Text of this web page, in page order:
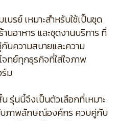
รย์ เหมาะสำหรับใช้เป็นชุด
อาหาร และชุดงานบริการ ที่
บความสบายและความ
จทย์ทุกธุรกิจที่ใส่ใจภาพ
ม
รุ่นนี้จึงเป็นตัวเลือกที่เหมาะ
บภาพลักษณ์องค์กร ควบคู่กับ